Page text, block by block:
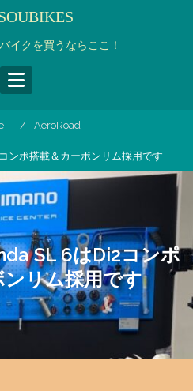
イクを買うならここ！
AeroRoad
ンポ搭載＆カーボンリム採用です
SL 6はDi2コンポ
リム採用です